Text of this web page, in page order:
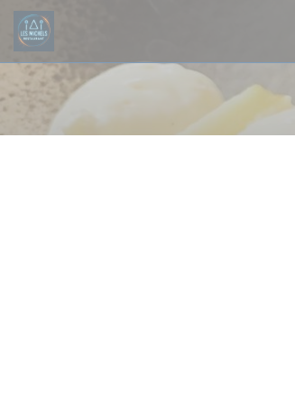
Панель управления cookies